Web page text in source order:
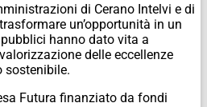
di Cerano Intelvi e di
un’opportunità in un
hanno dato vita a
delle eccellenze
sostenibile.
Futura finanziato da fondi